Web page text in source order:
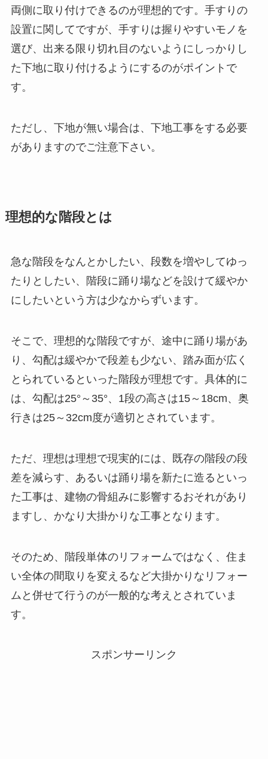
両側に取り付けできるのが理想的です。手すりの
設置に関してですが、手すりは握りやすいモノを
選び、出来る限り切れ目のないようにしっかりし
た下地に取り付けるようにするのがポイントで
す。
ただし、下地が無い場合は、下地工事をする必要
がありますのでご注意下さい。
理想的な階段とは
急な階段をなんとかしたい、段数を増やしてゆっ
たりとしたい、階段に踊り場などを設けて緩やか
にしたいという方は少なからずいます。
そこで、理想的な階段ですが、途中に踊り場があ
り、勾配は緩やかで段差も少ない、踏み面が広く
とられているといった階段が理想です。具体的に
は、勾配は25°～35°、1段の高さは15～18cm、奥
行きは25～32cm度が適切とされています。
ただ、理想は理想で現実的には、既存の階段の段
差を減らす、あるいは踊り場を新たに造るといっ
た工事は、建物の骨組みに影響するおそれがあり
ますし、かなり大掛かりな工事となります。
そのため、階段単体のリフォームではなく、住ま
い全体の間取りを変えるなど大掛かりなリフォー
ムと併せて行うのが一般的な考えとされていま
す。
スポンサーリンク